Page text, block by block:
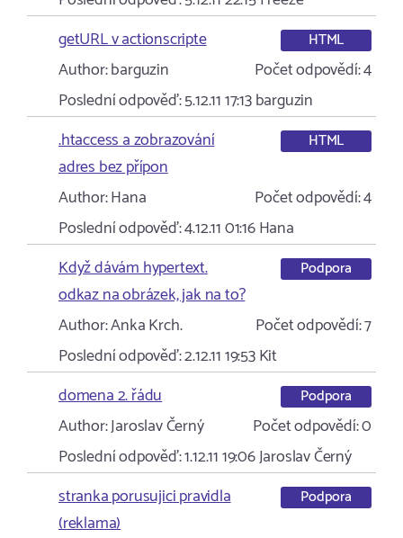
getURL v actionscripte
HTML
Author:barguzin Počet odpovědí:4
Poslední odpověď:5.12.11 17:13barguzin
.htaccess a zobrazování
adres bez přípon
HTML
Author:Hana Počet odpovědí:4
Poslední odpověď:4.12.11 01:16Hana
Když dávám hypertext.
odkaz na obrázek, jak na to?
Podpora
Author:Anka Krch. Počet odpovědí:7
Poslední odpověď:2.12.11 19:53Kit
domena 2. řádu
Podpora
Author:Jaroslav Černý Počet odpovědí:0
Poslední odpověď:1.12.11 19:06Jaroslav Černý
stranka porusujici pravidla
(reklama)
Podpora